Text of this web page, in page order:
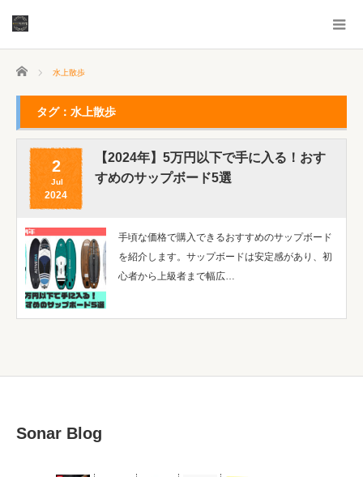
ホーム 水上散歩
タグ：水上散歩
2
Jul
2024
【2024年】5万円以下で手に入る！おす
すめのサップボード5選
手頃な価格で購入できるおすすめのサップボード
を紹介します。サップボードは安定感があり、初
心者から上級者まで幅広…
Sonar Blog